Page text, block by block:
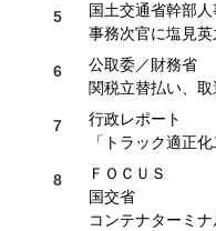
国土交通省幹部人
事務次官に塩見
公取委／財務省
関税立替払い、
行政レポート
「トラック適正
ＦＯＣＵＳ
国交省
コンテナターミ